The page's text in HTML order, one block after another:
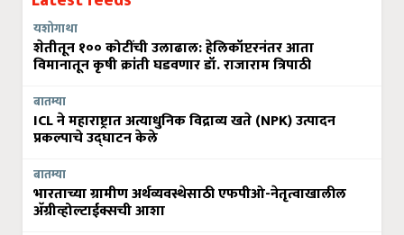
यशोगाथा
शेतीतून १०० कोटींची उलाढाल: हेलिकॉप्टरनंतर आता
विमानातून कृषी क्रांती घडवणार डॉ. राजाराम त्रिपाठी
बातम्या
ICL ने महाराष्ट्रात अत्याधुनिक विद्राव्य खते (NPK) उत्पादन
प्रकल्पाचे उद्घाटन केले
बातम्या
भारताच्या ग्रामीण अर्थव्यवस्थेसाठी एफपीओ-नेतृत्वाखालील
अ‍ॅग्रीव्होल्टाईक्सची आशा